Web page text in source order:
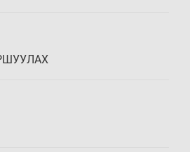
мин